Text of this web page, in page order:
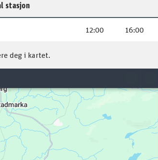
stasjon
12:00 16:00
deg i kartet.